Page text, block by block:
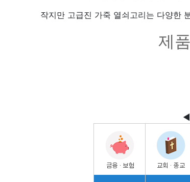
작지만 고급진 가죽 열쇠고리는 다양한
제
◀